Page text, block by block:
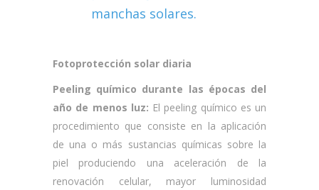
manchas solares.
Fotoprotección solar diaria
Peeling químico durante las épocas del
año de menos luz: El peeling químico es un
procedimiento que consiste en la aplicación
de una o más sustancias químicas sobre la
piel produciendo una aceleración de la
renovación celular, mayor luminosidad